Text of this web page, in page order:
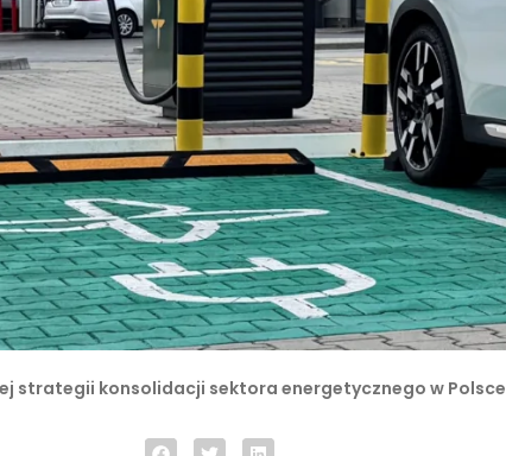
strategii konsolidacji sektora energetycznego w Polsce